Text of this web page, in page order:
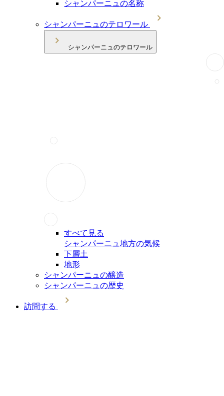
シャンパーニュの名称
シャンパーニュのテロワール
シャンパーニュのテロワール
すべて見る
シャンパーニュ地方の気候
下層土
地形
シャンパーニュの醸造
シャンパーニュの歴史
訪問する